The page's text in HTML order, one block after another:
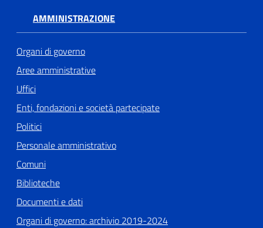
AMMINISTRAZIONE
Organi di governo
Aree amministrative
Uffici
Enti, fondazioni e società partecipate
Politici
Personale amministrativo
Comuni
Biblioteche
Documenti e dati
Organi di governo: archivio 2019-2024